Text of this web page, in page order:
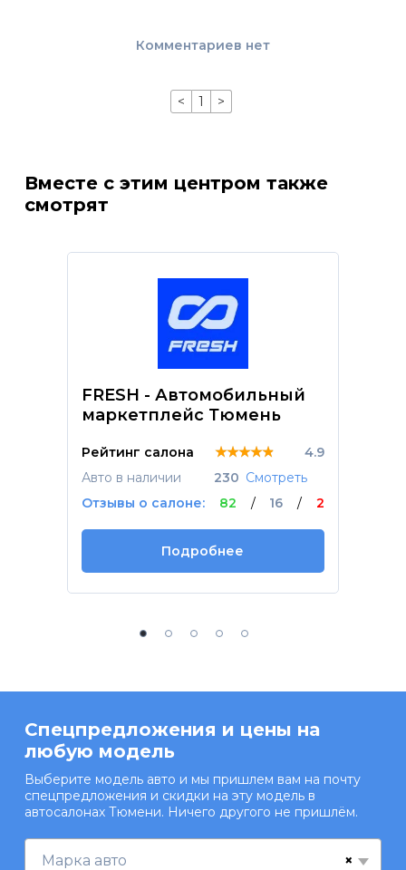
Комментариев нет
< 1 >
Вместе с этим центром также
смотрят
FRESH - Автомобильный
маркетплейс Тюмень
Рейтинг салона ★★★★★
★★★★★
★★★★★
4.9
Авто в наличии
230 Смотреть
Отзывы о салоне:
82 / 16 / 2
Подробнее
Спецпредложения и цены на
любую модель
Выберите модель авто и мы пришлем вам на почту
спецпредложения и скидки на эту модель в
автосалонах Тюмени. Ничего другого не пришлём.
×
Марка авто